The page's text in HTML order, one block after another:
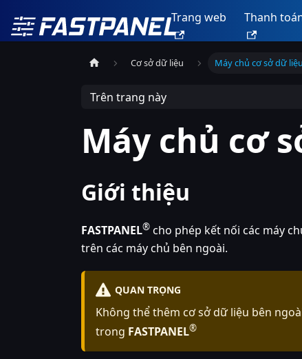
Trang web Thanh
Cơ sở dữ liệu Máy chủ cơ sở dữ
Trên trang này
Máy chủ cơ
Giới thiệu
FASTPANEL® cho phép kết nối các máy
trên các máy chủ bên ngoài.
QUAN TRỌNG
Không thể thêm cơ sở dữ liệu bên
trong FASTPANEL®